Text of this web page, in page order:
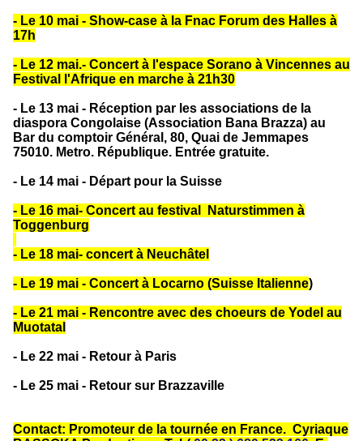
- Le 10 mai - Show-case à la Fnac Forum des Halles à
17h
- Le 12 mai.- Concert à l'espace Sorano à Vincennes au
Festival l'Afrique en marche à 21h30
- Le 13 mai - Réception par les associations de la
diaspora Congolaise (Association Bana Brazza) au
Bar du comptoir Général, 80, Quai de Jemmapes
75010. Metro. République. Entrée gratuite.
- Le 14 mai - Départ pour la Suisse
- Le 16 mai- Concert au festival Naturstimmen à
Toggenburg
- Le 18 mai- concert à Neuchâtel
- Le 19 mai - Concert à Locarno (Suisse Italienne)
- Le 21 mai - Rencontre avec des choeurs de Yodel au
Muotatal
- Le 22 mai - Retour à Paris
- Le 25 mai - Retour sur Brazzaville
Contact: Promoteur de la tournée en France. Cyriaque